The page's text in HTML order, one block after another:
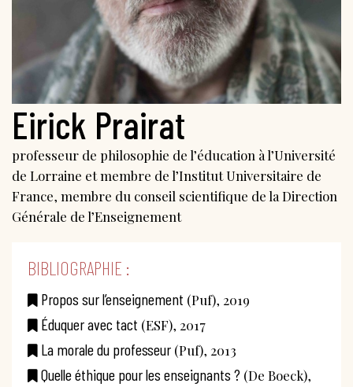
Eirick Prairat
professeur de philosophie de l’éducation à l’Université
de Lorraine et membre de l’Institut Universitaire de
France, membre du conseil scientifique de la Direction
Générale de l’Enseignement
BIBLIOGRAPHIE :
Propos sur l’enseignement (Puf), 2019
Éduquer avec tact (ESF), 2017
La morale du professeur (Puf), 2013
Quelle éthique pour les enseignants ? (De Boeck),